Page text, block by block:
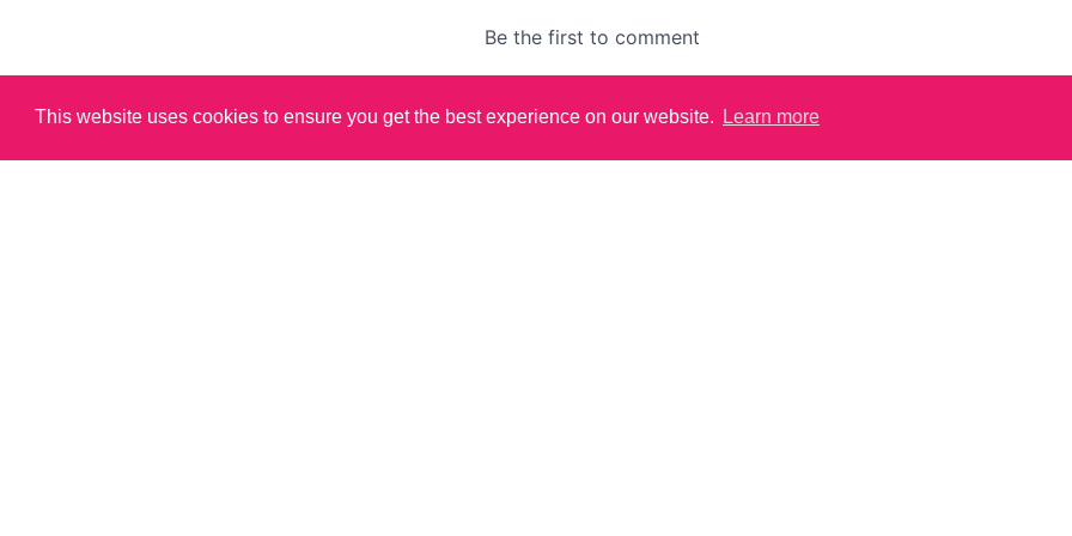
This website uses cookies to ensure you get the best experience on our website. Learn more